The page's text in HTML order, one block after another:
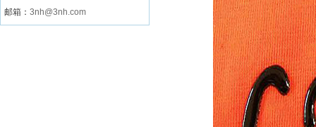
邮箱： 3nh@3nh.com